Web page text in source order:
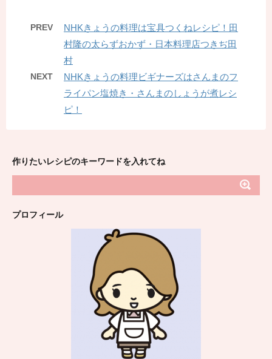
PREV
NHKきょうの料理は宝具つくねレシピ！田
村隆の太らずおかず・日本料理店つきぢ田
村
NEXT
NHKきょうの料理ビギナーズはさんまのフ
ライパン塩焼き・さんまのしょうが煮レシ
ピ！
作りたいレシピのキーワードを入れてね
プロフィール